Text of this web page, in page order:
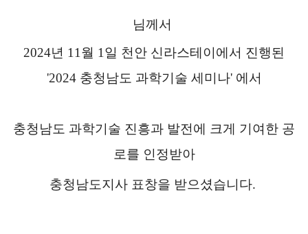
님께서
2024년 11월 1일 천안 신라스테이에서 진행된
'2024 충청남도 과학기술 세미나' 에서
충청남도 과학기술 진흥과 발전에 크게 기 여 한 공
로를 인정받아
충청남도지사 표창을 받으셨습니다.